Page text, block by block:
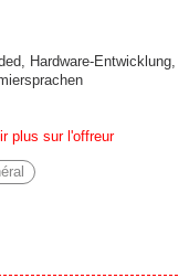
Hardware-Entwicklung,
plus sur l'offreur